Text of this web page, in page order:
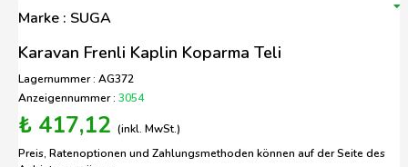
Marke : SUGA
Karavan Frenli Kaplin Koparma Teli
Lagernummer : AG372
Anzeigennummer : 3054
₺ 417,12 (inkl. MwSt.)
Preis, Ratenoptionen und Zahlungsmethoden können auf der Seite des